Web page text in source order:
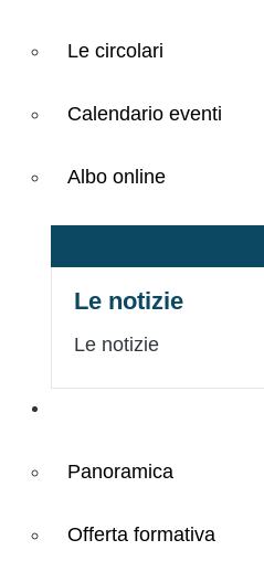
Le circolari
Calendario eventi
Albo online
Le notizie
Le notizie
Panoramica
Offerta formativa